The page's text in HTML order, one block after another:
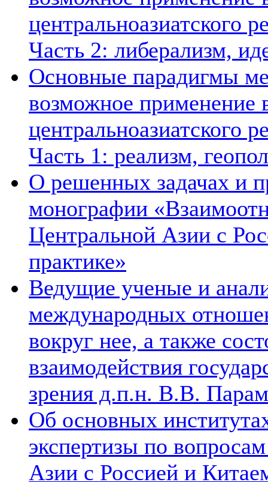
центральноазиатского
Часть 2: либерализм,
Основные парадигмы
возможное применение
центральноазиатского
Часть 1: реализм,
О решенных задачах и
монографии
Центральной Азии с
практике»
Ведущие ученые и
международных
вокруг нее, а также
взаимодействия
зрения д.п.н. В.В.
Об основных
экспертизы по
Азии с Россией и